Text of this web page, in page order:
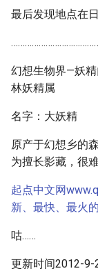
最后发现地点在
幻想生物界—妖
林妖精属
名字：大妖精
原产于幻想乡的
为擅长影藏，很
起点中文网
新、最快、最火
咕……
更新时间2012-9-